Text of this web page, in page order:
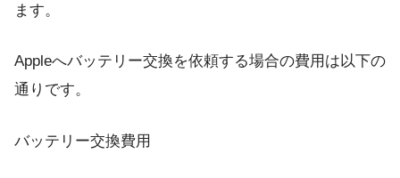
ます。
Appleへバッテリー交換を依頼する場合の費用は以下の
通りです。
バッテリー交換費用